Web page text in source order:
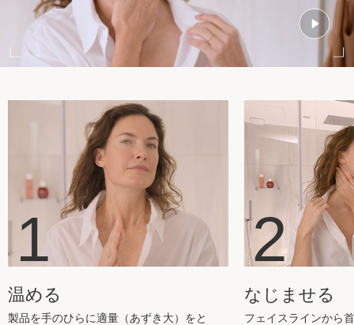
1
温める
製品を手のひらに適量（あずき大）をと
2
なじませる
フェイスラインから